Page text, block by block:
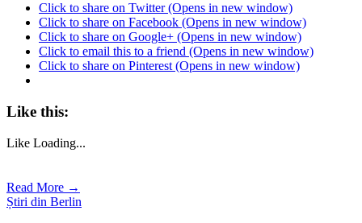
Click to share on Twitter (Opens in new window)
Click to share on Facebook (Opens in new window)
Click to share on Google+ (Opens in new window)
Click to email this to a friend (Opens in new window)
Click to share on Pinterest (Opens in new window)
Like this:
Like Loading...
Read More →
Știri din Berlin